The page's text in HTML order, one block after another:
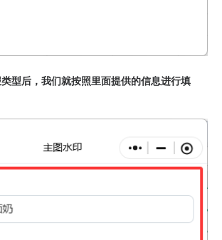
型后，我们就按照里面提供的信息进行填